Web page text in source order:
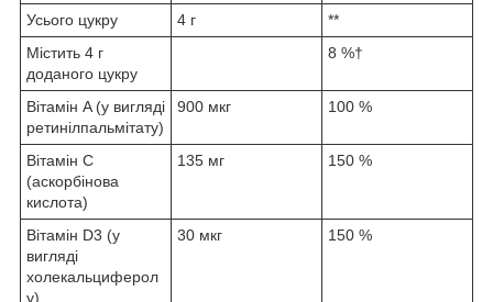
Усього цукру
4 г
**
Містить 4 г
доданого цукру
8 %†
Вітамін A (у вигляді
ретинілпальмітату)
900 мкг 100 %
Вітамін C
(аскорбінова
кислота)
135 мг 150 %
Вітамін D3 (у
вигляді
холекальциферол
у)
30 мкг 150 %